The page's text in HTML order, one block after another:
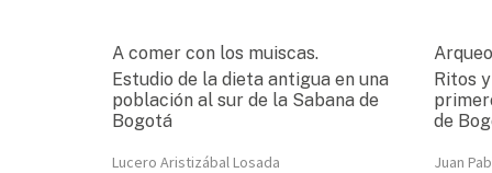
A comer con los muiscas.
Estudio de la dieta antigua en una
población al sur de la Sabana de
Bogotá
Lucero Aristizábal Losada
Ritos
de
Juan